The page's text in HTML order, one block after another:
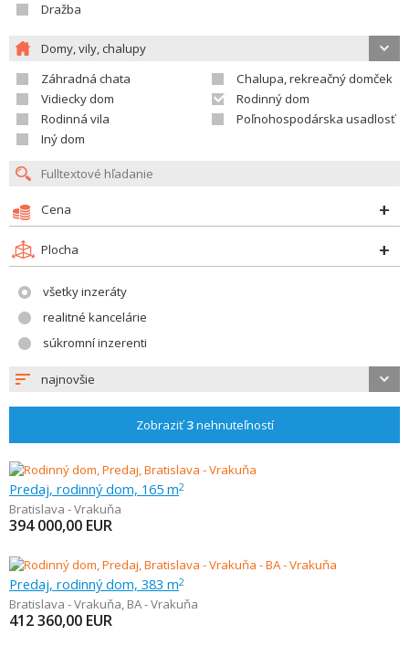
Dražba
Domy, vily, chalupy
Záhradná chata
Chalupa, rekreačný domček
Vidiecky dom
Rodinný dom
Rodinná vila
Poľnohospodárska usadlosť
Iný dom
Cena
Plocha
všetky inzeráty
realitné kancelárie
súkromní inzerenti
najnovšie
Zobraziť3nehnuteľností
Predaj, rodinný dom, 165 m2
Bratislava - Vrakuňa
394 000,00 EUR
Predaj, rodinný dom, 383 m2
Bratislava - Vrakuňa, BA - Vrakuňa
412 360,00 EUR